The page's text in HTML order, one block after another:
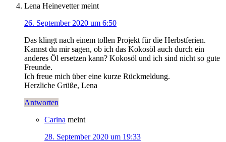
Lena Heinevetter meint
26. September 2020 um 6:50
Das klingt nach einem tollen Projekt für die Herbstferien.
Kannst du mir sagen, ob ich das Kokosöl auch durch ein
anderes Öl ersetzen kann? Kokosöl und ich sind nicht so gute
Freunde.
Ich freue mich über eine kurze Rückmeldung.
Herzliche Grüße, Lena
Antworten
Carina meint
28. September 2020 um 19:33